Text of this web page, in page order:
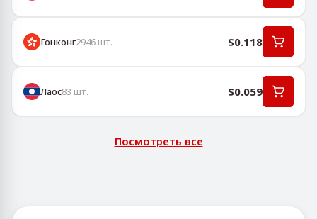
Гонконг2946 шт. $0.118
Лаос83 шт. $0.059
Посмотреть все